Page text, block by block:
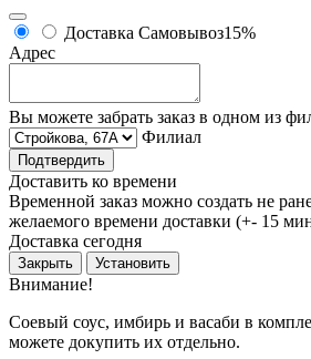
Доставка Самовывоз15%
Адрес
Вы можете забрать заказ в одном из
Филиал
Подтвердить
Доставить ко времени
Временной заказ можно создать не
желаемого времени доставки (+- 15
Доставка сегодня
Закрыть Установить
Внимание!
Соевый соус, имбирь и васаби в
можете докупить их отдельно.